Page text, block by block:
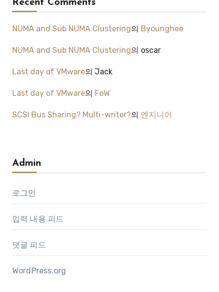
Recent Comments
NUMA and Sub NUMA Clustering의 Byounghee
NUMA and Sub NUMA Clustering의 oscar
Last day of VMware의 Jack
Last day of VMware의 FoW
SCSI Bus Sharing? Multi-writer?의 엔지니어
Admin
로그인
입력 내용 피드
댓글 피드
WordPress.org